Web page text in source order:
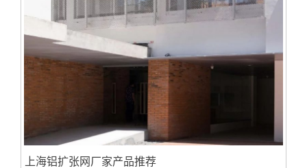
上海铝扩张网厂家产品推荐